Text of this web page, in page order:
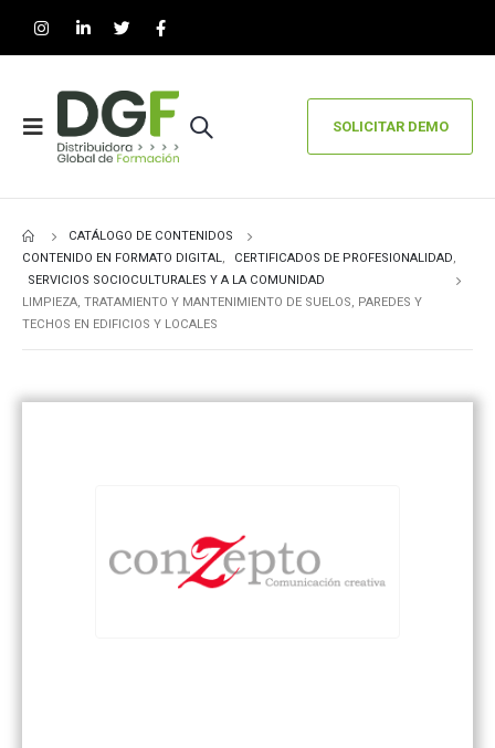
SOLICITAR DEMO
CATÁLOGO DE CONTENIDOS
CONTENIDO EN FORMATO DIGITAL, CERTIFICADOS DE PROFESIONALIDAD,
SERVICIOS SOCIOCULTURALES Y A LA COMUNIDAD
LIMPIEZA, TRATAMIENTO Y MANTENIMIENTO DE SUELOS, PAREDES Y
TECHOS EN EDIFICIOS Y LOCALES